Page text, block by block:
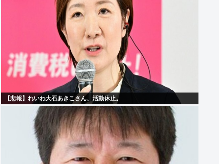
【悲報】れいわ大石あきこさん、活動休止。